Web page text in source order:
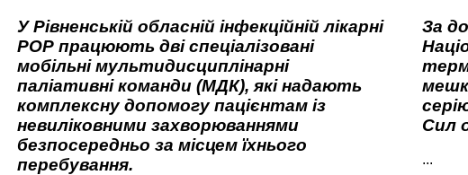
У Рівненській обласній інфекційній лікарні
РОР працюють дві спеціалізовані
мобільні мультидисциплінарні
паліативні команди (МДК), які надають
комплексну допомогу пацієнтам із
невиліковними захворюваннями
безпосередньо за місцем їхнього
перебування.
За
Сил
...